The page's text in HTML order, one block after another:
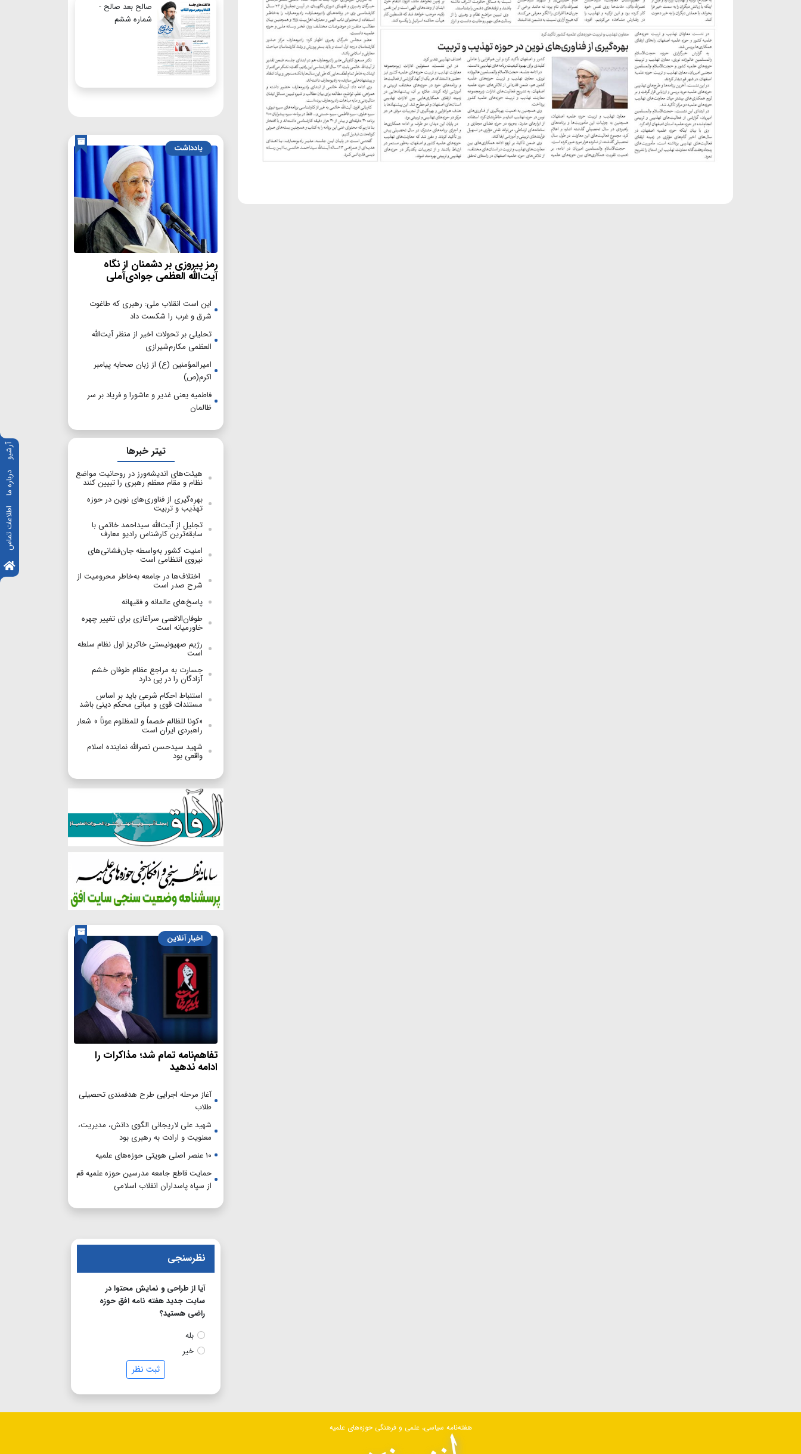
آرشیو
درباره ما
اطلاعات تماس
صالح بعد صالح -
شماره ششم
یادداشت
رمز پیروزی بر دشمنان از نگاه
آیت‌الله العظمی جوادی‌آملی
این است انقلاب ملی: رهبری که طاغوت
شرق و غرب را شکست داد
تحلیلی بر تحولات اخیر از منظر آیت‌الله
العظمی مکارم‌شیرازی
امیرالمؤمنین (ع) از زبان صحابه پیامبر
اکرم(ص)
فاطمیه یعنی غدیر و عاشورا و فریاد بر سر
ظالمان
تیتر خبرها
​​​​​​​هیئت‌های اندیشه‌ورز در روحانیت مواضع
نظام و مقام معظم رهبری را تبیین کنند
بهره‌گیری از فناوری‌های نوین در حوزه
تهذیب و تربیت
تجلیل از آیت‌الله سید‌احمد خاتمی با
سابقه‌ترین کارشناس رادیو معارف
امنیت کشور به‌واسطه جان‌فشانی‌های
نیروی انتظامی است
اختلاف‌ها در جامعه به‌خاطر محرومیت از
شرح صدر است
پاسخ‌های عالمانه و فقیهانه
طوفان‌الاقصی سرآغازی برای تغییر چهره
خاورمیانه است
رژیم صهیونیستی خاکریز اول نظام سلطه
است
جسارت به مراجع عظام طوفان خشم
آزادگان را در پی دارد
استنباط احکام شرعی باید بر اساس
مستندات قوی و مبانی محکم دینی باشد
«کونا للظالم خصماً و للمظلوم عوناً » شعار
راهبردی ایران است
شهید سید‌حسن نصرالله نماینده اسلام
واقعی بود
اخبار آنلاین
تفاهم‌نامه تمام شد؛ مذاکرات را
ادامه ندهید
آغاز مرحله اجرایی طرح هدفمندی تحصیلی
طلاب
شهید علی لاریجانی الگوی دانش، مدیریت،
معنویت و ارادت به رهبری بود
۱۰ عنصر اصلی هویتی حوزه‌های علمیه
حمایت قاطع جامعه مدرسین حوزه علمیه قم
از سپاه پاسداران انقلاب اسلامی
نظرسنجی
آیا از طراحی و نمایش محتوا در
سایت جدید هفته نامه افق حوزه
راضی هستید؟
بله
خیر
ثبت نظر
هفته‌نامه سیاسی، علمی و فرهنگی حوزه‌های علمیه